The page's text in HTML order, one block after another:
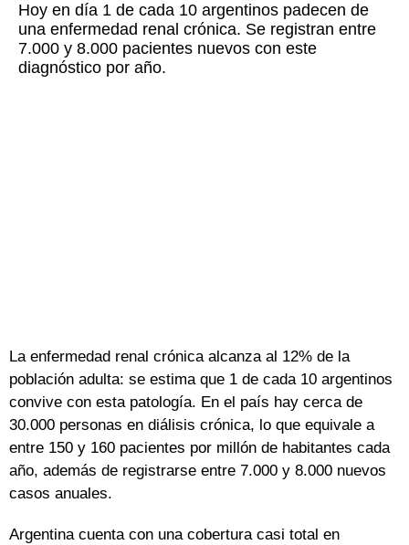
Hoy en día 1 de cada 10 argentinos padecen de
una enfermedad renal crónica. Se registran entre
7.000 y 8.000 pacientes nuevos con este
diagnóstico por año.
La enfermedad renal crónica alcanza al 12% de la
población adulta: se estima que 1 de cada 10 argentinos
convive con esta patología. En el país hay cerca de
30.000 personas en diálisis crónica, lo que equivale a
entre 150 y 160 pacientes por millón de habitantes cada
año, además de registrarse entre 7.000 y 8.000 nuevos
casos anuales.
Argentina cuenta con una cobertura casi total en